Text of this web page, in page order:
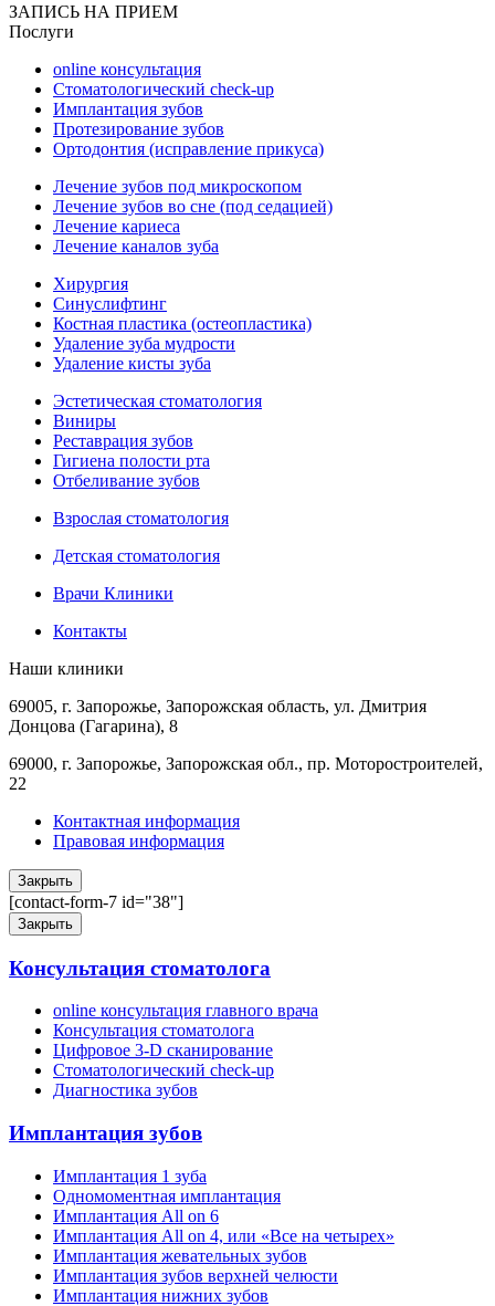
ЗАПИСЬ НА ПРИЕМ
Послуги
online консультация
Стоматологический check-up
Имплантация зубов
Протезирование зубов
Ортодонтия (исправление прикуса)
Лечение зубов под микроскопом
Лечение зубов во сне (под седацией)
Лечение кариеса
Лечение каналов зуба
Хирургия
Синуслифтинг
Костная пластика (остеопластика)
Удаление зуба мудрости
Удаление кисты зуба
Эстетическая стоматология
Виниры
Реставрация зубов
Гигиена полости рта
Отбеливание зубов
Взрослая стоматология
Детская стоматология
Врачи Клиники
Контакты
Наши клиники
69005, г. Запорожье, Запорожская область, ул. Дмитрия
Донцова (Гагарина), 8
69000, г. Запорожье, Запорожская обл., пр. Моторостроителей,
22
Контактная информация
Правовая информация
Закрыть
[contact-form-7 id="38"]
Закрыть
Консультация стоматолога
online консультация главного врача
Консультация стоматолога
Цифровое 3-D сканирование
Стоматологический check-up
Диагностика зубов
Имплантация зубов
Имплантация 1 зуба
Одномоментная имплантация
Имплантация All on 6
Имплантация All on 4, или «Все на четырех»
Имплантация жевательных зубов
Имплантация зубов верхней челюсти
Имплантация нижних зубов